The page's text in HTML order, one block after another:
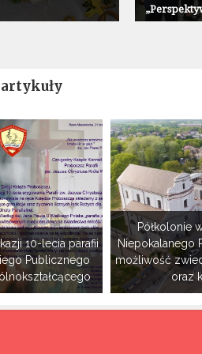
10-lecia parafii
Publicznego
Półkolonie
Niepokalanego
możliwość
oraz